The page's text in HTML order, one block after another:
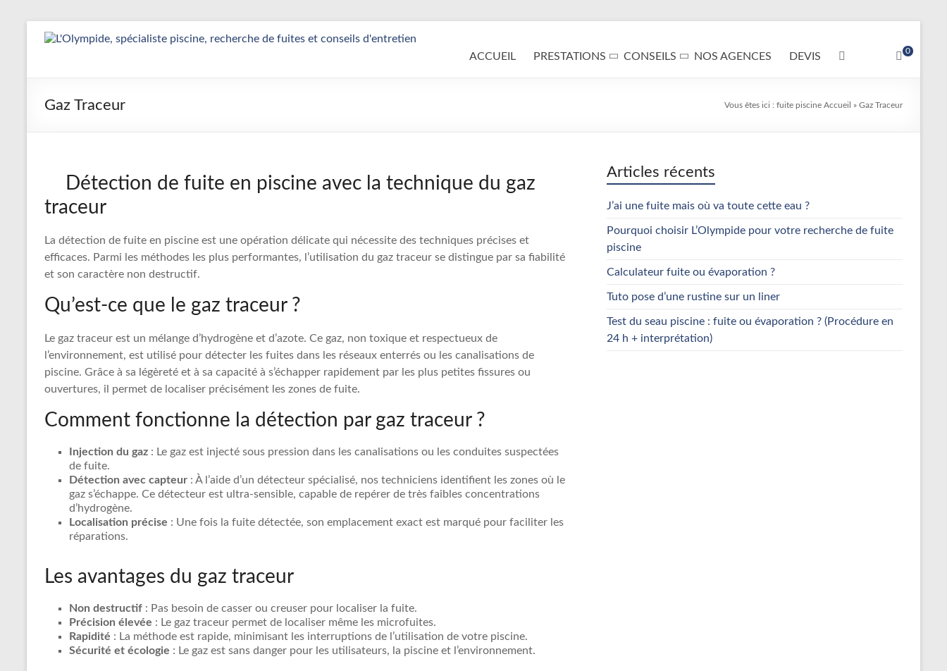
Détection
Réparation
L’Olympide
—
Expert
France
Recherche
de
fuite
piscine
partout
France
réparation
chemisage
canalisations
0
ACCUEIL PRESTATIONS CONSEILS NOS AGENCES DEVIS
Gaz Traceur Vous êtes ici : fuite piscine Accueil » Gaz Traceur
Détection de fuite en piscine avec la technique du gaz
traceur
La détection de fuite en piscine est une opération délicate qui nécessite des techniques précises et
efficaces. Parmi les méthodes les plus performantes, l’utilisation du gaz traceur se distingue par sa fiabilité
et son caractère non destructif.
Qu’est-ce que le gaz traceur ?
Le gaz traceur est un mélange d’hydrogène et d’azote. Ce gaz, non toxique et respectueux de
l’environnement, est utilisé pour détecter les fuites dans les réseaux enterrés ou les canalisations de
piscine. Grâce à sa légèreté et à sa capacité à s’échapper rapidement par les plus petites fissures ou
ouvertures, il permet de localiser précisément les zones de fuite.
Comment fonctionne la détection par gaz traceur ?
Injection du gaz : Le gaz est injecté sous pression dans les canalisations ou les conduites suspectées
de fuite.
Détection avec capteur : À l’aide d’un détecteur spécialisé, nos techniciens identifient les zones où le
gaz s’échappe. Ce détecteur est ultra-sensible, capable de repérer de très faibles concentrations
d’hydrogène.
Localisation précise : Une fois la fuite détectée, son emplacement exact est marqué pour faciliter les
réparations.
Les avantages du gaz traceur
Non destructif : Pas besoin de casser ou creuser pour localiser la fuite.
Précision élevée : Le gaz traceur permet de localiser même les microfuites.
Rapidité : La méthode est rapide, minimisant les interruptions de l’utilisation de votre piscine.
Sécurité et écologie : Le gaz est sans danger pour les utilisateurs, la piscine et l’environnement.
Articles récents
J’ai une fuite mais où va toute cette eau ?
Pourquoi choisir L’Olympide pour votre recherche de fuite
piscine
Calculateur fuite ou évaporation ?
Tuto pose d’une rustine sur un liner
Test du seau piscine : fuite ou évaporation ? (Procédure en
24 h + interprétation)